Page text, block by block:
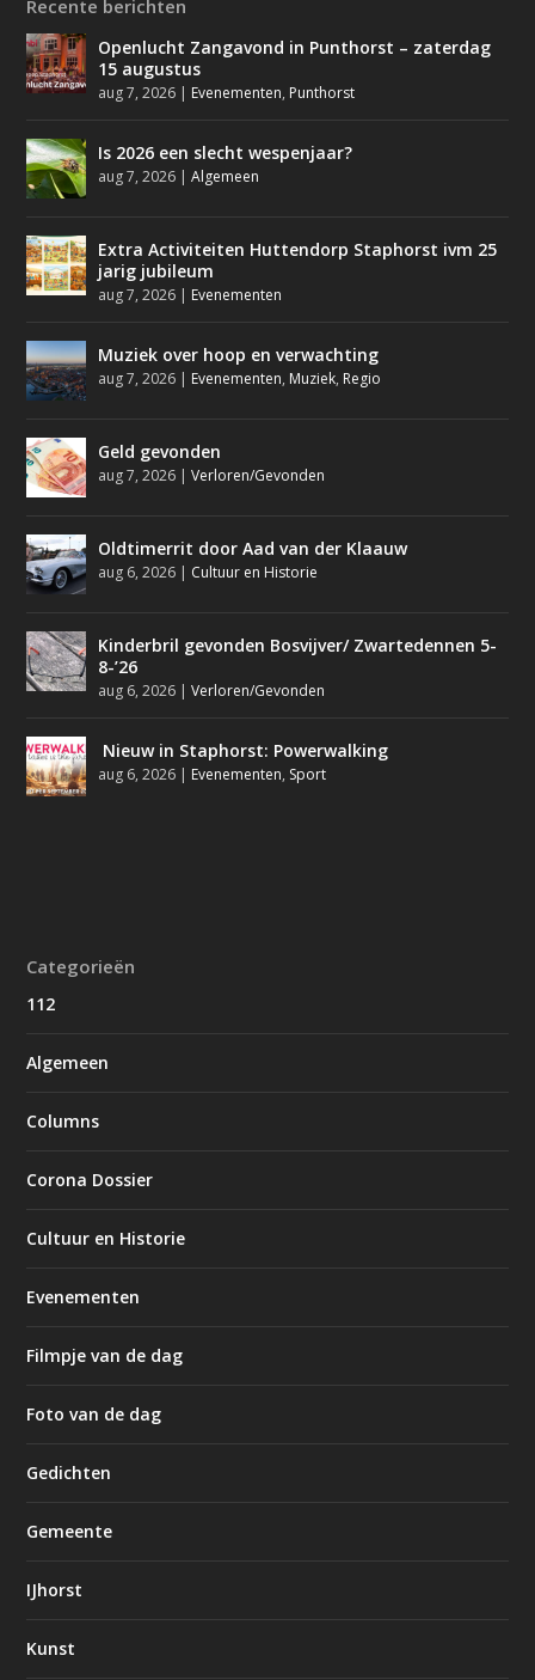
Recente berichten
Openlucht Zangavond in Punthorst – zaterdag
15 augustus
aug 7, 2026 | Evenementen, Punthorst
Is 2026 een slecht wespenjaar?
aug 7, 2026 |Algemeen
Extra Activiteiten Huttendorp Staphorst ivm 25
jarig jubileum
aug 7, 2026 | Evenementen
Muziek over hoop en verwachting
aug 7, 2026 | Evenementen, Muziek, Regio
Geld gevonden
aug 7, 2026 |Verloren/Gevonden
Oldtimerrit door Aad van der Klaauw
aug 6, 2026 | Cultuur en Historie
Kinderbril gevonden Bosvijver/ Zwartedennen 5-
8-’26
aug 6, 2026 |Verloren/Gevonden
Nieuw in Staphorst: Powerwalking
aug 6, 2026 | Evenementen, Sport
Categorieën
112
Algemeen
Columns
Corona Dossier
Cultuur en Historie
Evenementen
Filmpje van de dag
Foto van de dag
Gedichten
Gemeente
IJhorst
Kunst